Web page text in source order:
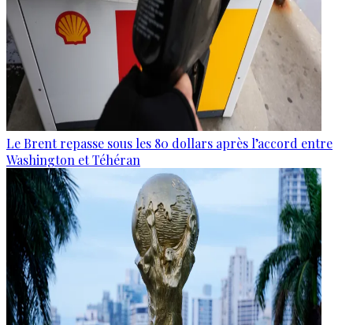
Le Brent repasse sous les 80 dollars après l’accord entre
Washington et Téhéran